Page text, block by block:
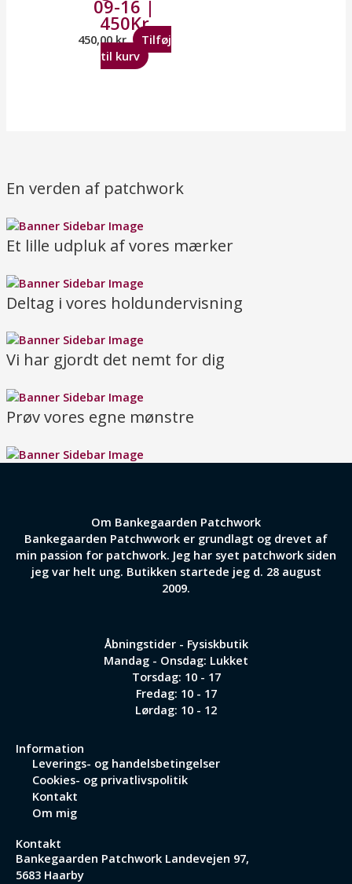
09-16 |
450Kr
450,00kr.
Tilføj
til kurv
En verden af patchwork
Et lille udpluk af vores mærker
Deltag i vores holdundervisning
Vi har gjordt det nemt for dig
Prøv vores egne mønstre
Om Bankegaarden Patchwork
Bankegaarden Patchwwork er grundlagt og drevet af
min passion for patchwork. Jeg har syet patchwork siden
jeg var helt ung. Butikken startede jeg d. 28 august
2009.
Åbningstider - Fysiskbutik
Mandag - Onsdag: Lukket
Torsdag: 10 - 17
Fredag: 10 - 17
Lørdag: 10 - 12
Information
Leverings- og handelsbetingelser
Cookies- og privatlivspolitik
Kontakt
Om mig
Kontakt
Bankegaarden Patchwork Landevejen 97,
5683 Haarby